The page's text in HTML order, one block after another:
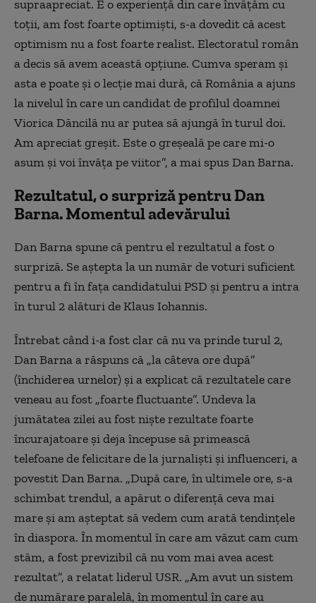
supraapreciat. E o experienţă din care învăţăm cu
toţii, am fost foarte optimişti, s-a dovedit că acest
optimism nu a fost foarte realist. Electoratul român
a decis să avem această opţiune. Cumva speram şi
asta e poate şi o lecţie mai dură, că România a ajuns
la nivelul în care un candidat de profilul doamnei
Viorica Dăncilă nu ar putea să ajungă în turul doi.
Am apreciat greşit. Este o greşeală pe care mi-o
asum şi voi învăţa pe viitor”, a mai spus Dan Barna.
Rezultatul, o surpriză pentru Dan
Barna. Momentul adevărului
Dan Barna spune că pentru el rezultatul a fost o
surpriză. Se aștepta la un număr de voturi suficient
pentru a fi în fața candidatului PSD și pentru a intra
în turul 2 alături de Klaus Iohannis.
Întrebat când i-a fost clar că nu va prinde turul 2,
Dan Barna a răspuns că „la câteva ore după”
(închiderea urnelor) și a explicat că rezultatele care
veneau au fost „foarte fluctuante”. Undeva la
jumătatea zilei au fost niște rezultate foarte
încurajatoare și deja începuse să primească
telefoane de felicitare de la jurnaliști și influenceri, a
povestit Dan Barna. „După care, în ultimele ore, s-a
schimbat trendul, a apărut o diferență ceva mai
mare și am așteptat să vedem cum arată tendințele
în diaspora. În momentul în care am văzut cam cum
stăm, a fost previzibil că nu vom mai avea acest
rezultat”, a relatat liderul USR. „Am avut un sistem
de numărare paralelă, în momentul în care au